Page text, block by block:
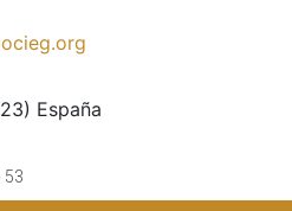
España
53